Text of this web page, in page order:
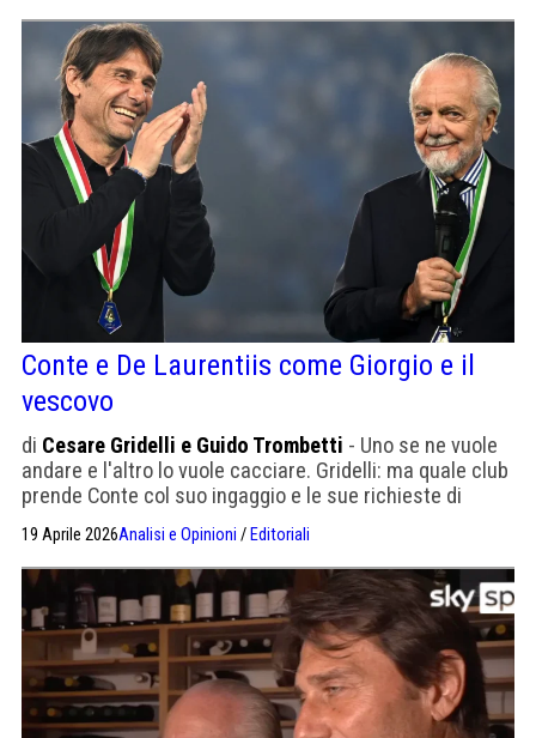
Conte e De Laurentiis come Giorgio e il
vescovo
di Cesare Gridelli e Guido Trombetti - Uno se ne vuole
andare e l'altro lo vuole cacciare. Gridelli: ma quale club
prende Conte col suo ingaggio e le sue richieste di
parecchi pacchi
19 Aprile 2026Analisi e Opinioni / Editoriali